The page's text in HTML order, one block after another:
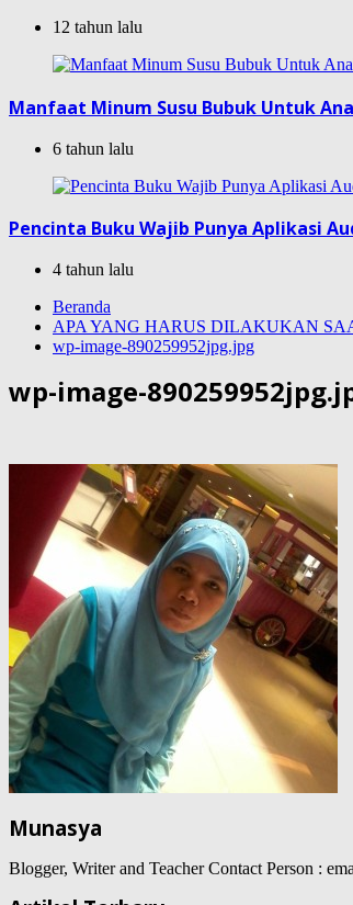
12 tahun lalu
Manfaat Minum Susu Bubuk Untuk
6 tahun lalu
Pencinta Buku Wajib Punya Aplikasi
4 tahun lalu
Beranda
APA YANG HARUS DILAKUKAN
wp-image-890259952jpg.jpg
wp-image-
Munasya
Blogger, Writer and Teacher Contact Person :